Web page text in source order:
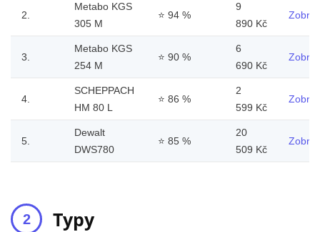
2.
Metabo KGS
305 M
⭐ 94 %
9
890 Kč
3.
Metabo KGS
254 M
⭐ 90 %
6
690 Kč
4.
SCHEPPACH
HM 80 L
⭐ 86 %
2
599 Kč
5.
Dewalt
DWS780
⭐ 85 %
20
509 Kč
Typy